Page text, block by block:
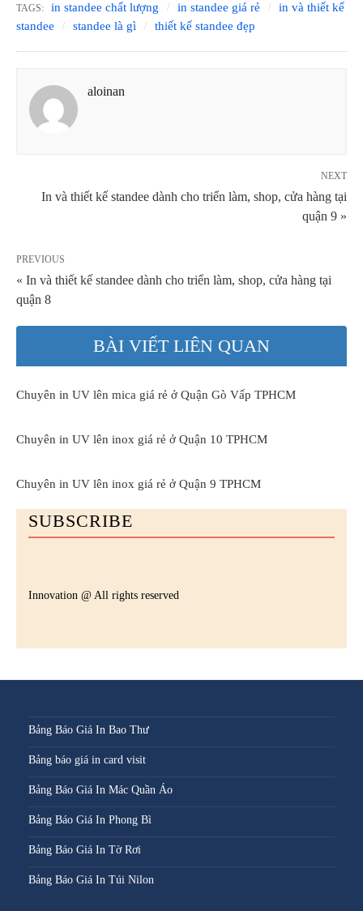
TAGS: in standee chất lượng in standee giá rẻ
in và thiết kế
standee
standee là gì thiết kế standee đẹp
aloinan
NEXT
In và thiết kế standee dành cho triển làm, shop, cửa hàng tại
quận 9 »
PREVIOUS
« In và thiết kế standee dành cho triển làm, shop, cửa hàng tại
quận 8
BÀI VIẾT LIÊN QUAN
Chuyên in UV lên mica giá rẻ ở Quận Gò Vấp TPHCM
Chuyên in UV lên inox giá rẻ ở Quận 10 TPHCM
Chuyên in UV lên inox giá rẻ ở Quận 9 TPHCM
SUBSCRIBE
Innovation @ All rights reserved
Bảng Báo Giá In Bao Thư
Bảng báo giá in card visit
Bảng Báo Giá In Mác Quần Áo
Bảng Báo Giá In Phong Bì
Bảng Báo Giá In Tờ Rơi
Bảng Báo Giá In Túi Nilon